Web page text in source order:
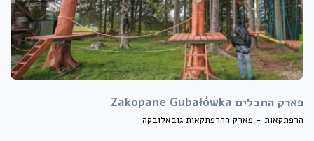
פארק החבלים Zakopane Gubałówka
הרפתקאות - פארק ההרפתקאות גובאלובקה